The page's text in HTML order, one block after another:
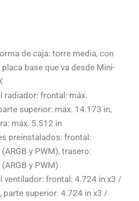
de caja: torre media, con
base que va desde Mini-
radiador: frontal: máx.
superior: máx. 14.173 in,
máx. 5.512 in
preinstalados: frontal:
y PWM), trasero:
y PWM)
ventilador: frontal: 4.724 in x3 /
parte superior: 4.724 in x3 /